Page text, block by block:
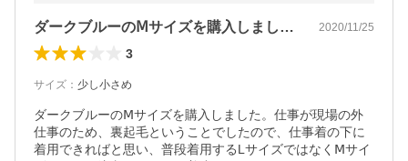
ダークブルーのⅯサイズを購入しました。… 2020/11/25
3
サイズ ： 少し小さめ
ダークブルーのⅯサイズを購入しました。仕事が現場の外
仕事のため、裏起毛ということでしたので、仕事着の下に
着用できればと思い、普段着用するLサイズではなくⅯサイ